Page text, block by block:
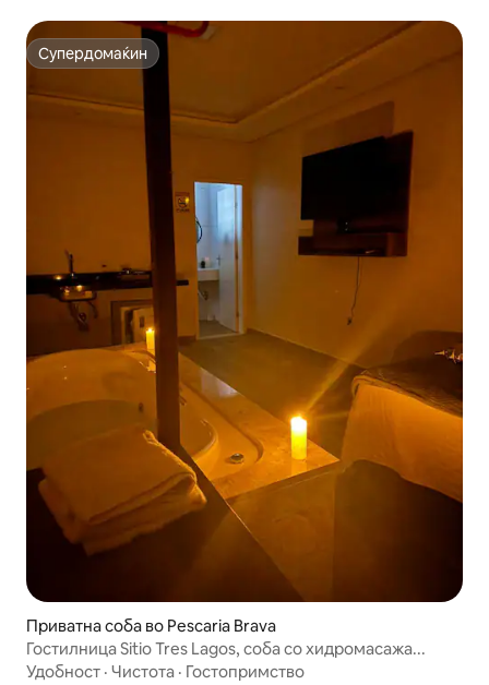
Супердомаќин
Супердомаќин
Приватна соба во Pescaria Brava
Гостилница Sitio Tres Lagos, соба со хидромасажа...
Удобност · Чистота · Гостопримство